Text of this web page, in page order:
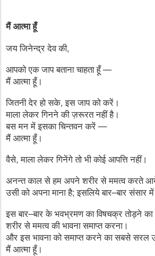
मैं आत्मा हूँ
जय जिनेन्द्र देव की,
आपको एक जाप बताना चाहता हूँ —
मैं आत्मा हूँ।
जितनी देर हो सके, इस जाप को करें।
माला लेकर गिनने की ज़रूरत नहीं है।
बस मन में इसका चिन्तवन करें —
मैं आत्मा हूँ।
वैसे, माला लेकर गिनेंगे तो भी कोई आपत्ति नहीं।
अनन्त काल से हम अपने शरीर से ममत्व करते
उसी को अपना माना है; इसलिये बार–बार संसार
इस बार–बार के भवभ्रमण का विषचक्र तोड़ने का
शरीर से ममत्व की भावना समाप्त करना।
और इस भावना को समाप्त करने का सबसे सरल
मैं आत्मा हूँ।